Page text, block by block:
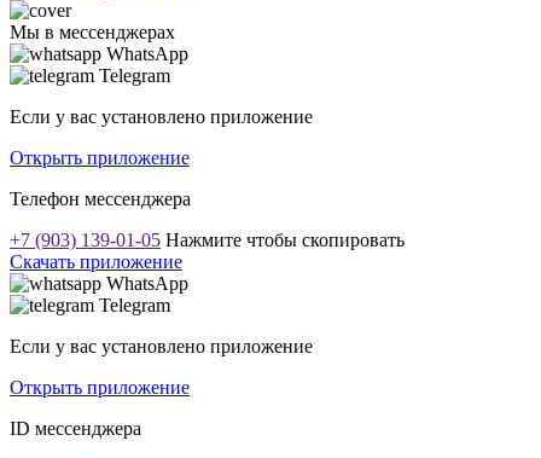
Мы в мессенджерах
WhatsApp
Telegram
Если у вас установлено приложение
Открыть приложение
Телефон мессенджера
+7 (903) 139-01-05 Нажмите чтобы скопировать
Скачать приложение
WhatsApp
Telegram
Если у вас установлено приложение
Открыть приложение
ID мессенджера